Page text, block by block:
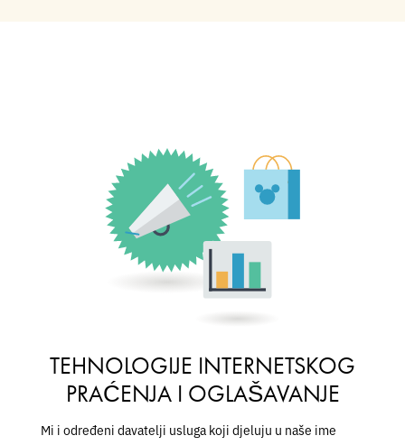
TEHNOLOGIJE INTERNETSKOG
PRAĆENJA I OGLAŠAVANJE
Mi i određeni davatelji usluga koji djeluju u naše ime